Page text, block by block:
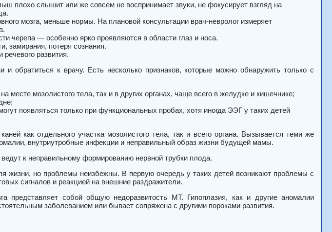
плохо слышит или же совсем не воспринимает звуки, не фокусирует взгляд на
мозга, меньше нормы. На плановой консультации врач-невролог измеряет
черепа — особенно ярко проявляются в области глаз и носа.
замирания, потеря сознания.
речевого развития.
и обратиться к врачу. Есть несколько признаков, которые можно обнаружить только с
месте мозолистого тела, так и в других органах, чаще всего в желудке и кишечнике;
появляться только при функциональных пробах, хотя иногда ЭЭГ у таких детей
как отдельного участка мозолистого тела, так и всего органа. Вызывается теми же
внутриутробные инфекции и неправильный образ жизни будущей мамы.
к неправильному формированию нервной трубки плода.
жизни, но проблемы неизбежны. В первую очередь у таких детей возникают проблемы с
сигналов и реакцией на внешние раздражители.
представляет собой общую недоразвитость МТ. Гипоплазия, как и другие аномалии
заболеванием или бывает сопряжена с другими пороками развития.